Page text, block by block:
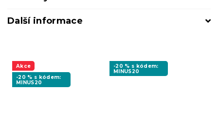
Další informace
Akce
-20 % s kódem:
MINUS20
-20 % s kódem:
MINUS20